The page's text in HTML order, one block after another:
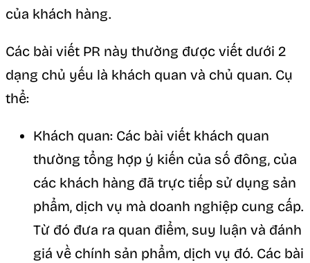
của khách hàng.
Các bài viết PR này thường được viết dưới 2
dạng chủ yếu là khách quan và chủ quan. Cụ
thể:
Khách quan: Các bài viết khách quan
thường tổng hợp ý kiến của số đông, của
các khách hàng đã trực tiếp sử dụng sản
phẩm, dịch vụ mà doanh nghiệp cung cấp.
Từ đó đưa ra quan điểm, suy luận và đánh
giá về chính sản phẩm, dịch vụ đó. Các bài